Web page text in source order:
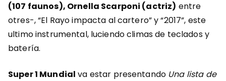
(107 faunos), Ornella Scarponi (actriz) entre
otres-, “El Rayo impacta al cartero” y “2017”, este
ultimo instrumental, luciendo climas de teclados y
batería.
Super 1 Mundial va estar presentando Una lista de